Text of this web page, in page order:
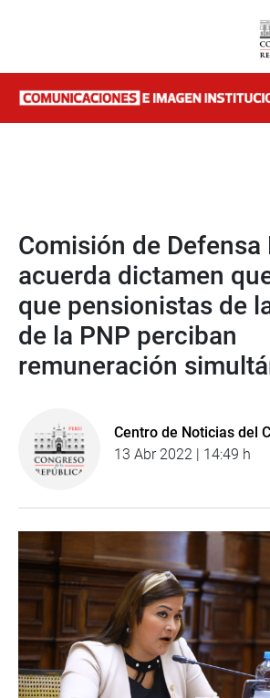
Comisión de Defensa
acuerda dictamen
que pensionistas de
de la PNP perciban
remuneración
Centro de Noticias del
13 Abr 2022 | 14:49 h